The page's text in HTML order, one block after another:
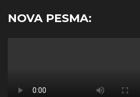
NOVA PESMA: